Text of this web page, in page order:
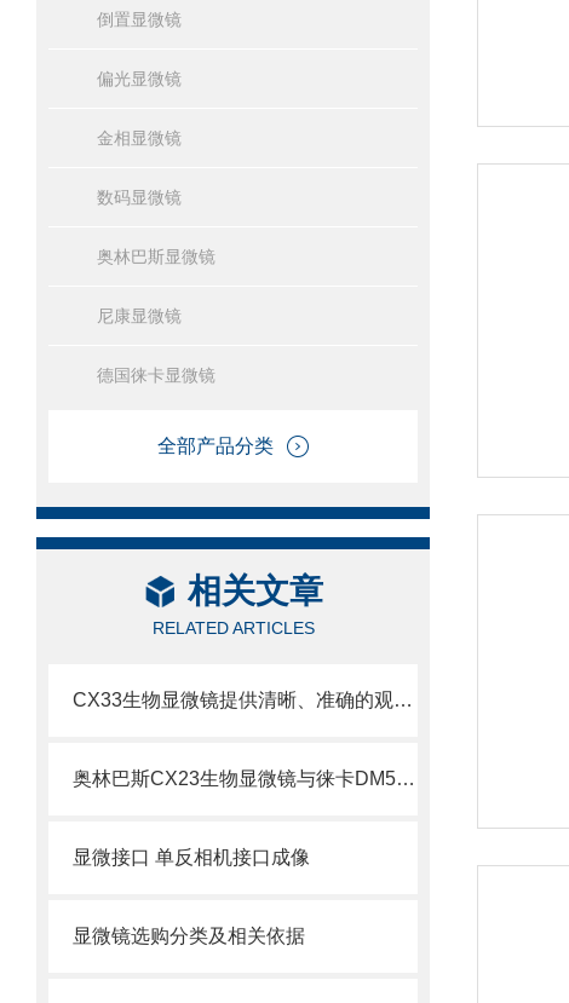
倒置显微镜
偏光显微镜
金相显微镜
数码显微镜
奥林巴斯显微镜
尼康显微镜
德国徕卡显微镜
全部产品分类
相关文章
RELATED ARTICLES
CX33生物显微镜提供清晰、准确的观察和分析样本的能力
奥林巴斯CX23生物显微镜与徕卡DM500生物显微镜比较
显微接口 单反相机接口成像
显微镜选购分类及相关依据